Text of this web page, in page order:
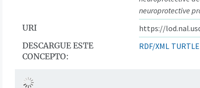
neuroprotective
URI
https://
DESCARGUE ESTE
CONCEPTO:
RDF/XML TURTLE